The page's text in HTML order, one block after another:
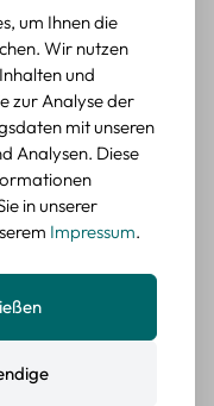
5 Sternen
Kauf
Projekten,
– 45 Papier-
5 Sternen
würde sie
um Ihnen die
Wir nutzen
und
zur Analyse der
mit unseren
Analysen. Diese
in unserer
Impressum.